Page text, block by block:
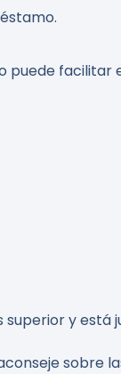
puede facilitar
superior y
sobre